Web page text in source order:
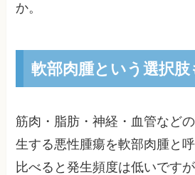
か。
軟部肉腫という選択肢
筋肉・脂肪・神経・血管など
生する悪性腫瘍を軟部肉腫と
比べると発生頻度は低いです